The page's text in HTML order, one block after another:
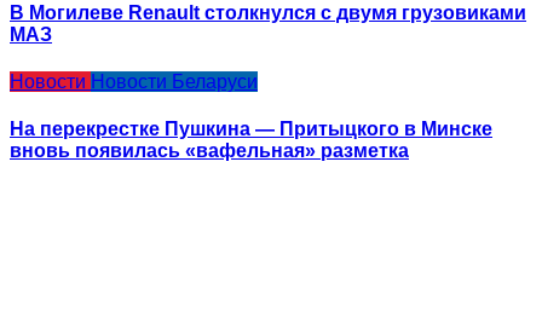
В Могилеве Renault столкнулся с двумя грузовиками
МАЗ
Новости Новости Беларуси
На перекрестке Пушкина — Притыцкого в Минске
вновь появилась «вафельная» разметка